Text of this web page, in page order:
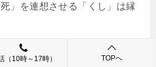
」を連想させる「くし」は縁
（10時～17時） TOPへ